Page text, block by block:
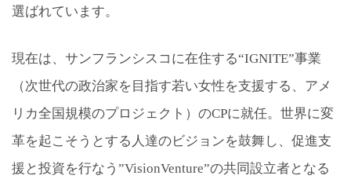
選ばれています。
現在は、サンフランシスコに在住する“IGNITE”事業
（次世代の政治家を目指す若い女性を支援する、アメ
リカ全国規模のプロジェクト）のCPに就任。世界に変
革を起こそうとする人達のビジョンを鼓舞し、促進支
援と投資を行なう”VisionVenture”の共同設立者となる